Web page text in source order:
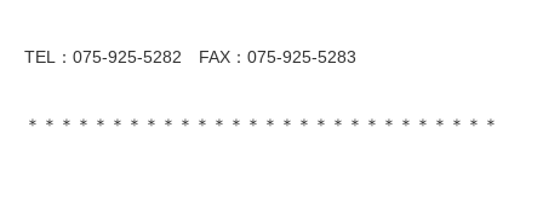
TEL：075-925-5282 FAX：075-925-5283
＊＊＊＊＊＊＊＊＊＊＊＊＊＊＊＊＊＊＊＊＊＊＊＊＊＊＊＊